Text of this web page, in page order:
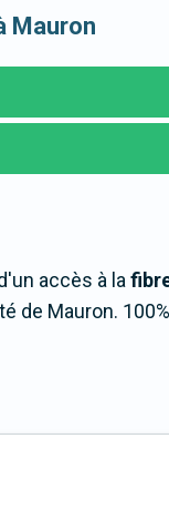
Mauron
accès à la
de Mauron.